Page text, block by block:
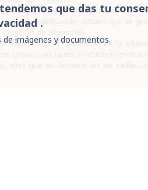
que das tu
.
imágenes y documentos.